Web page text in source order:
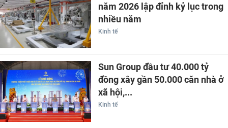
năm 2026 lập đỉnh kỷ lục trong
nhiều năm
Kinh tế
Sun Group đầu tư 40.000 tỷ
đồng xây gần 50.000 căn nhà ở
xã hội,...
Kinh tế